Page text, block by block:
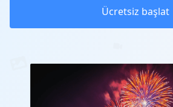
Ücretsiz başlat